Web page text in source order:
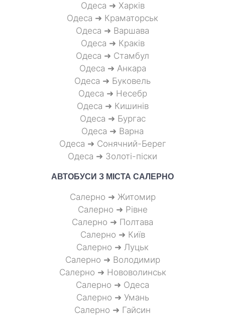
Одеса ➜ Харків
Одеса ➜ Краматорськ
Одеса ➜ Варшава
Одеса ➜ Краків
Одеса ➜ Стамбул
Одеса ➜ Анкара
Одеса ➜ Буковель
Одеса ➜ Несебр
Одеса ➜ Кишинів
Одеса ➜ Бургас
Одеса ➜ Варна
Одеса ➜ Сонячний-Берег
Одеса ➜ Золоті-піски
АВТОБУСИ З МІСТА САЛЕРНО
Салерно ➜ Житомир
Салерно ➜ Рівне
Салерно ➜ Полтава
Салерно ➜ Київ
Салерно ➜ Луцьк
Салерно ➜ Володимир
Салерно ➜ Нововолинськ
Салерно ➜ Одеса
Салерно ➜ Умань
Салерно ➜ Гайсин